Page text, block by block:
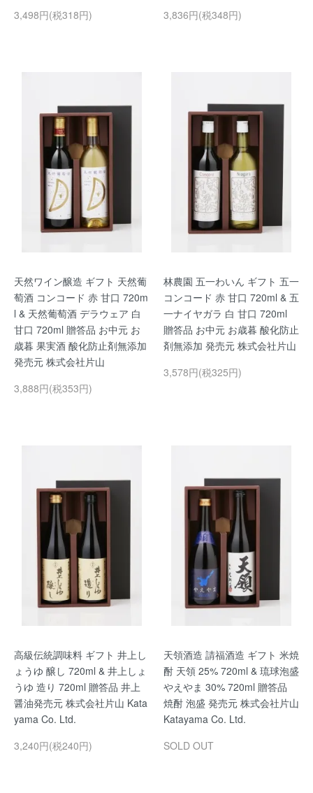
3,498円(税318円)
3,836円(税348円)
天然ワイン醸造 ギフト 天然葡
萄酒 コンコード 赤 甘口 720m
l & 天然葡萄酒 デラウェア 白
甘口 720ml 贈答品 お中元 お
歳暮 果実酒 酸化防止剤無添加
発売元 株式会社片山
3,888円(税353円)
林農園 五一わいん ギフト 五一
コンコード 赤 甘口 720ml & 五
一ナイヤガラ 白 甘口 720ml
贈答品 お中元 お歳暮 酸化防止
剤無添加 発売元 株式会社片山
3,578円(税325円)
高級伝統調味料 ギフト 井上し
ょうゆ 醸し 720ml & 井上しょ
うゆ 造り 720ml 贈答品 井上
醤油発売元 株式会社片山 Kata
yama Co. Ltd.
3,240円(税240円)
天領酒造 請福酒造 ギフト 米焼
酎 天領 25% 720ml & 琉球泡盛
やえやま 30% 720ml 贈答品
焼酎 泡盛 発売元 株式会社片山
Katayama Co. Ltd.
SOLD OUT